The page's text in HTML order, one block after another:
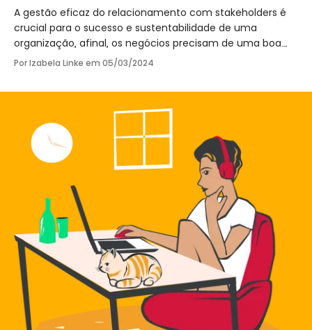
A gestão eficaz do relacionamento com stakeholders é
crucial para o sucesso e sustentabilidade de uma
organização, afinal, os negócios precisam de uma boa
rede para crescerem e seguirem fortes.
Por Izabela Linke em 05/03/2024